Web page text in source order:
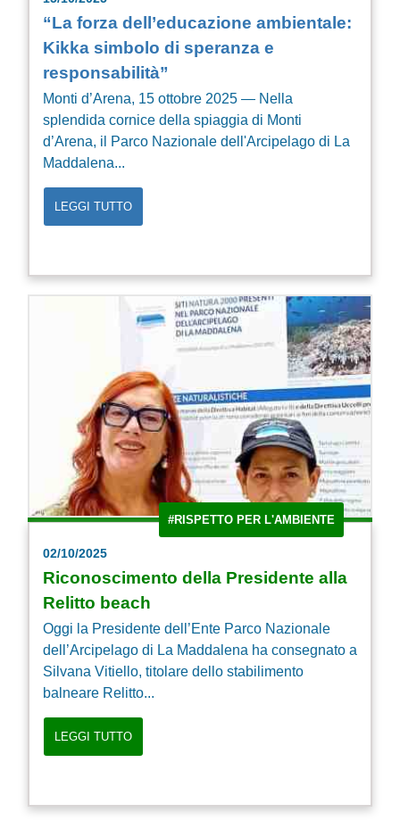
“La forza dell’educazione ambientale:
Kikka simbolo di speranza e
responsabilità”
Monti d’Arena, 15 ottobre 2025 — Nella
splendida cornice della spiaggia di Monti
d’Arena, il Parco Nazionale dell'Arcipelago di La
Maddalena...
LEGGI TUTTO
#RISPETTO PER L'AMBIENTE
02/10/2025
Riconoscimento della Presidente alla
Relitto beach
Oggi la Presidente dell’Ente Parco Nazionale
dell’Arcipelago di La Maddalena ha consegnato a
Silvana Vitiello, titolare dello stabilimento
balneare Relitto...
LEGGI TUTTO